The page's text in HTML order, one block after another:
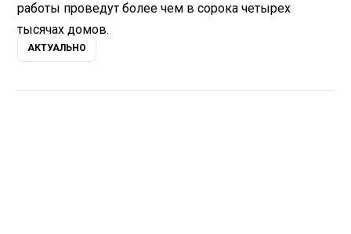
работы проведут более чем в сорока четырех
тысячах домов.
АКТУАЛЬНО